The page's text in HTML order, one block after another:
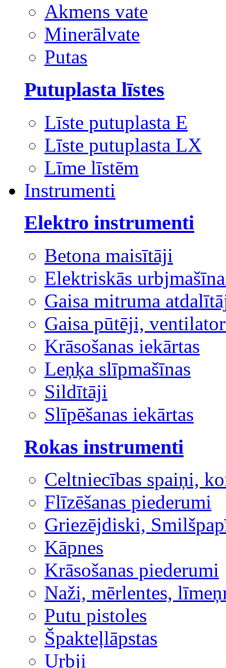
Akmens vate
Minerālvate
Putas
Putuplasta līstes
Līste putuplasta E
Līste putuplasta LX
Līme līstēm
Instrumenti
Elektro instrumenti
Betona maisītāji
Elektriskās
Gaisa mitruma
Gaisa pūtēji,
Krāsošanas iekārtas
Leņķa slīpmašīnas
Sildītāji
Slīpēšanas iekārtas
Rokas instrumenti
Celtniecības spaiņi,
Flīzēšanas piederumi
Griezējdiski,
Kāpnes
Krāsošanas piederumi
Naži, mērlentes,
Putu pistoles
Špakteļlāpstas
Urbji